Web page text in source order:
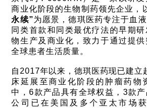
商业化阶段的生物制药领先企业，
永续”为愿景，德琪医药专注于血
同类首款和同类最优疗法的早期
物生产及商业化，致力于通过提
全球患者生活质量。
自2017年以来，德琪医药现已建立
床延展至商业化阶段的肿瘤药物
中，6款产品具有全球权益，3款产
公司已在美国及多个亚太市场